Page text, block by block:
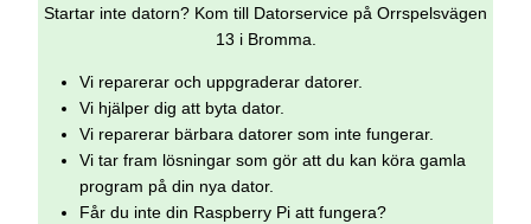
Startar inte datorn? Kom till Datorservice på Orrspelsvägen
13 i Bromma.
Vi reparerar och uppgraderar datorer.
Vi hjälper dig att byta dator.
Vi reparerar bärbara datorer som inte fungerar.
Vi tar fram lösningar som gör att du kan köra gamla
program på din nya dator.
Får du inte din Raspberry Pi att fungera?